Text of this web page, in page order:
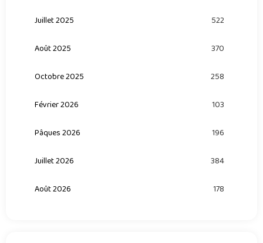
Juillet 2025 522
Août 2025 370
Octobre 2025 258
Février 2026 103
Pâques 2026 196
Juillet 2026 384
Août 2026 178